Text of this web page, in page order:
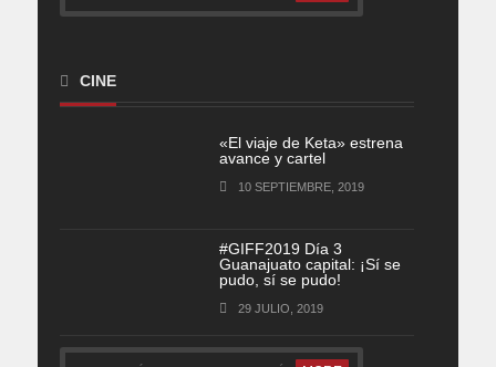
CINE
«El viaje de Keta» estrena
avance y cartel
10 SEPTIEMBRE, 2019
#GIFF2019 Día 3
Guanajuato capital: ¡Sí se
pudo, sí se pudo!
29 JULIO, 2019